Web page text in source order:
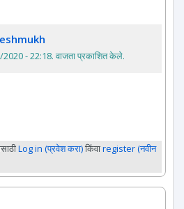
- 22:18. वाजता प्रकाशित केले.
Log in (प्रवेश करा)किंवाregister (नवीन